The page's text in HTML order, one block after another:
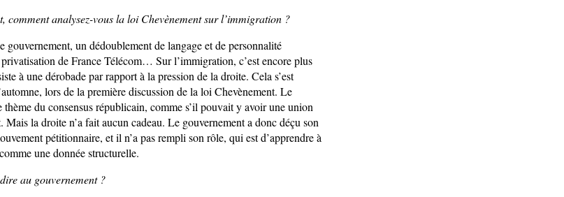
comment analysez-vous la loi Chevènement sur l’immigration ?
gouvernement, un dédoublement de langage et de personnalité
de France Télécom… Sur l’immigration, c’est encore plus
à une dérobade par rapport à la pression de la droite. Cela s’est
lors de la première discussion de la loi Chevènement. Le
thème du consensus républicain, comme s’il pouvait y avoir une union
Mais la droite n’a fait aucun cadeau. Le gouvernement a donc déçu son
pétitionnaire, et il n’a pas rempli son rôle, qui est d’apprendre à
une donnée structurelle.
au gouvernement ?